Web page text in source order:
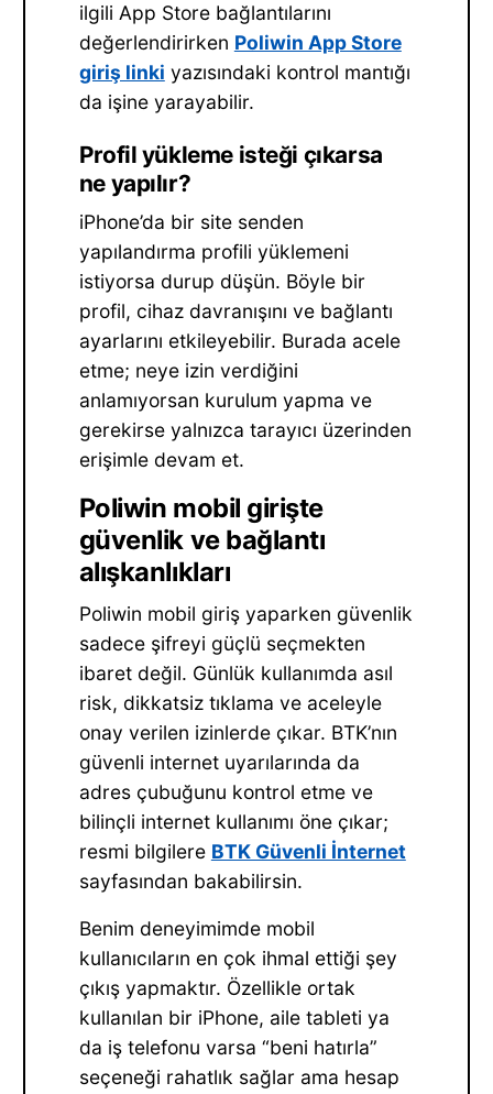
ilgili App Store bağlantılarını
değerlendirirken Poliwin App Store
giriş linki yazısındaki kontrol mantığı
da işine yarayabilir.
Profil yükleme isteği çıkarsa
ne yapılır?
iPhone’da bir site senden
yapılandırma profili yüklemeni
istiyorsa durup düşün. Böyle bir
profil, cihaz davranışını ve bağlantı
ayarlarını etkileyebilir. Burada acele
etme; neye izin verdiğini
anlamıyorsan kurulum yapma ve
gerekirse yalnızca tarayıcı üzerinden
erişimle devam et.
Poliwin mobil girişte
güvenlik ve bağlantı
alışkanlıkları
Poliwin mobil giriş yaparken güvenlik
sadece şifreyi güçlü seçmekten
ibaret değil. Günlük kullanımda asıl
risk, dikkatsiz tıklama ve aceleyle
onay verilen izinlerde çıkar. BTK’nın
güvenli internet uyarılarında da
adres çubuğunu kontrol etme ve
bilinçli internet kullanımı öne çıkar;
resmi bilgilere BTK Güvenli İnternet
sayfasından bakabilirsin.
Benim deneyimimde mobil
kullanıcıların en çok ihmal ettiği şey
çıkış yapmaktır. Özellikle ortak
kullanılan bir iPhone, aile tableti ya
da iş telefonu varsa “beni hatırla”
seçeneği rahatlık sağlar ama hesap